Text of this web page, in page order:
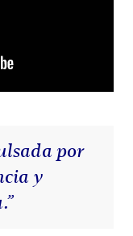
por
y